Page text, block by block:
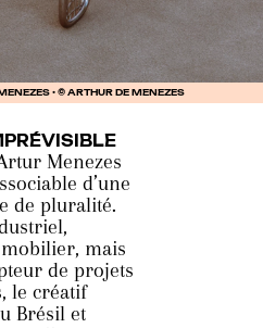
• © ARTHUR DE MENEZES
Menezes
d’une
de pluralité.
mais
de projets
le créatif
Brésil et